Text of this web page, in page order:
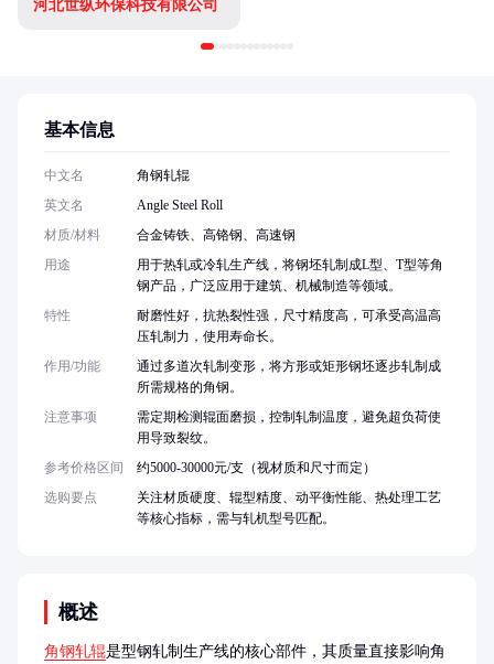
河北世纵环保科技有限公司
概述
角钢轧辊是型钢轧制生产线的核心部件，其质量直接影响角
基本信息
中文名
角钢轧辊
英文名
Angle Steel Roll
材质/材料
合金铸铁、高铬钢、高速钢
用途
用于热轧或冷轧生产线，将钢坯轧制成L型、T型等角
钢产品，广泛应用于建筑、机械制造等领域。
特性
耐磨性好，抗热裂性强，尺寸精度高，可承受高温高
压轧制力，使用寿命长。
作用/功能
通过多道次轧制变形，将方形或矩形钢坯逐步轧制成
所需规格的角钢。
注意事项
需定期检测辊面磨损，控制轧制温度，避免超负荷使
用导致裂纹。
参考价格区间
约5000-30000元/支（视材质和尺寸而定）
选购要点
关注材质硬度、辊型精度、动平衡性能、热处理工艺
等核心指标，需与轧机型号匹配。